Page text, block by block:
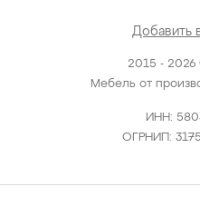
2015 - 2026
Мебель от
ИНН:
ОГРНИП:
Добавить